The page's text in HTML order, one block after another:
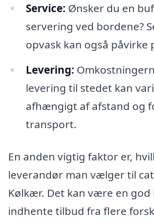
Service: Ønsker du en
servering ved bordene?
opvask kan også påvirke
Levering:
levering til stedet kan
afhængigt af afstand og
transport.
En anden vigtig faktor er,
leverandør man vælger til
Kølkær. Det kan være en god
indhente tilbud fra flere